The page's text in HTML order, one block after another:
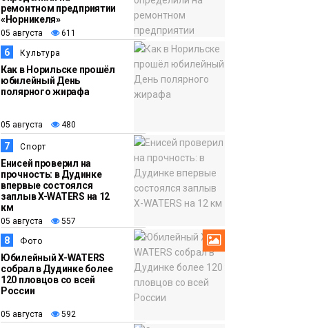
ремонтном предприятии
«Норникеля»
05 августа 611
6 Культура
Как в Норильске прошёл
юбилейный День
полярного жирафа
05 августа 480
7 Спорт
Енисей проверил на
прочность: в Дудинке
впервые состоялся
заплыв X-WATERS на 12
км
05 августа 557
8 Фото
Юбилейный X-WATERS
собрал в Дудинке более
120 пловцов со всей
России
05 августа 592